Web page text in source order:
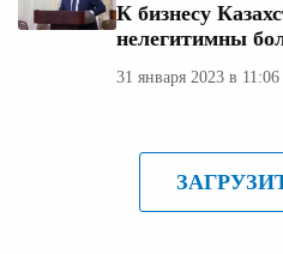
К бизнесу
нелегитимны
31 января 2023 в 11:06